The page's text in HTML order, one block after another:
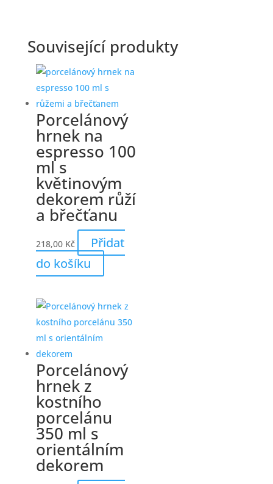
Související produkty
Porcelánový
hrnek na
espresso 100
ml s
květinovým
dekorem růží
a břečťanu
218,00 Kč
Přidat
do košíku
Porcelánový
hrnek z
kostního
porcelánu
350 ml s
orientálním
dekorem